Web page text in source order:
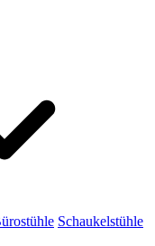
Schaukelstühle